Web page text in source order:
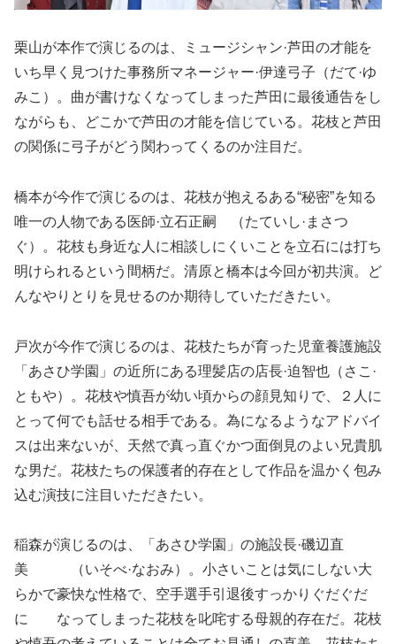
栗山が本作で演じるのは、ミュージシャン·芦田の才能を
いち早く見つけた事務所マネージャー·伊達弓子（だて·ゆ
みこ）。曲が書けなくなってしまった芦田に最後通告をし
ながらも、どこかで芦田の才能を信じている。花枝と芦田
の関係に弓子がどう関わってくるのか注目だ。
橋本が今作で演じるのは、花枝が抱えるある“秘密”を知る
唯一の人物である医師·立石正嗣 （たていし·まさつ
ぐ）。花枝も身近な人に相談しにくいことを立石には打ち
明けられるという間柄だ。清原と橋本は今回が初共演。ど
んなやりとりを見せるのか期待していただきたい。
戸次が今作で演じるのは、花枝たちが育った児童養護施設
「あさひ学園」の近所にある理髪店の店長·迫智也（さこ·
ともや）。花枝や慎吾が幼い頃からの顔見知りで、２人に
とって何でも話せる相手である。為になるようなアドバイ
スは出来ないが、天然で真っ直ぐかつ面倒見のよい兄貴肌
な男だ。花枝たちの保護者的存在として作品を温かく包み
込む演技に注目いただきたい。
稲森が演じるのは、「あさひ学園」の施設長·磯辺直
美 （いそべ·なおみ）。小さいことは気にしない大
らかで豪快な性格で、空手選手引退後すっかりぐだぐだ
に なってしまった花枝を叱咤する母親的存在だ。花枝